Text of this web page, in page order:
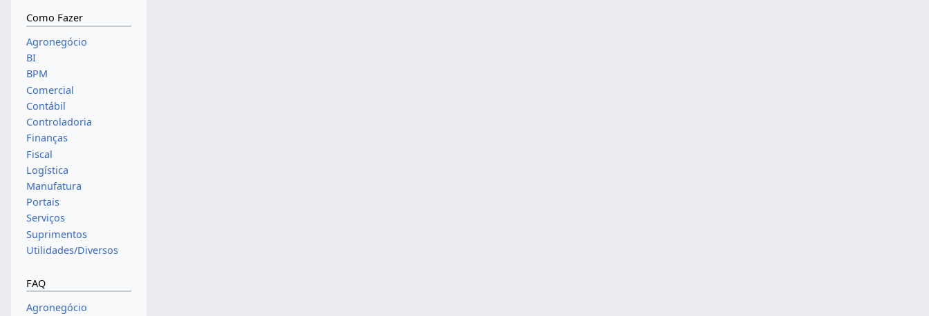
Como Fazer
Agronegócio
BI
BPM
Comercial
Contábil
Controladoria
Finanças
Fiscal
Logística
Manufatura
Portais
Serviços
Suprimentos
Utilidades/Diversos
FAQ
Agronegócio